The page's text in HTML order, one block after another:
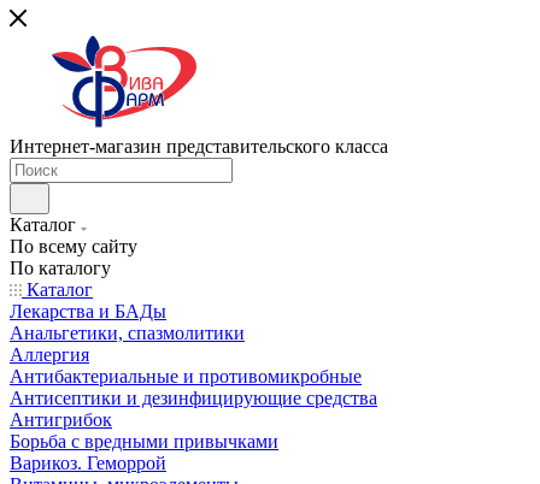
Интернет-магазин представительского класса
Каталог
По всему сайту
По каталогу
Каталог
Лекарства и БАДы
Анальгетики, спазмолитики
Аллергия
Антибактериальные и противомикробные
Антисептики и дезинфицирующие средства
Антигрибок
Борьба с вредными привычками
Варикоз. Геморрой